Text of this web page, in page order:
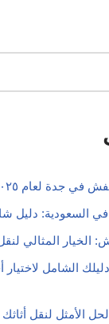
السعودية: دليل
الخيار المثالي
الشامل
الأمثل لنقل